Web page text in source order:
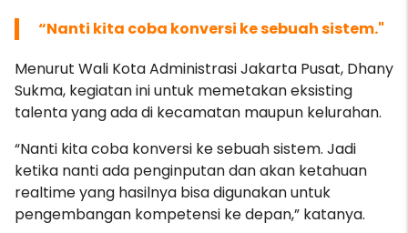
“Nanti kita coba konversi ke sebuah sistem."
Menurut Wali Kota Administrasi Jakarta Pusat, Dhany
Sukma, kegiatan ini untuk memetakan eksisting
talenta yang ada di kecamatan maupun kelurahan.
“Nanti kita coba konversi ke sebuah sistem. Jadi
ketika nanti ada penginputan dan akan ketahuan
realtime yang hasilnya bisa digunakan untuk
pengembangan kompetensi ke depan,” katanya.